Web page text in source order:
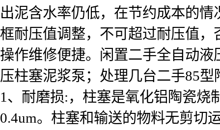
出泥含水率仍低，在节约成本的
框耐压值调整，不可超过耐压值
操作维修便捷。 闲置二手全自动液
压柱塞泥浆泵；处理几台二手85
1、耐磨损:，柱塞是氧化铝陶瓷烧
0.4um。柱塞和输送的物料无剪切